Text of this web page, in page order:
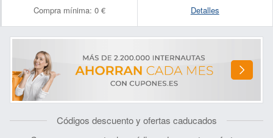
Compra mínima: 0 € Detalles
Códigos descuento y ofertas caducados